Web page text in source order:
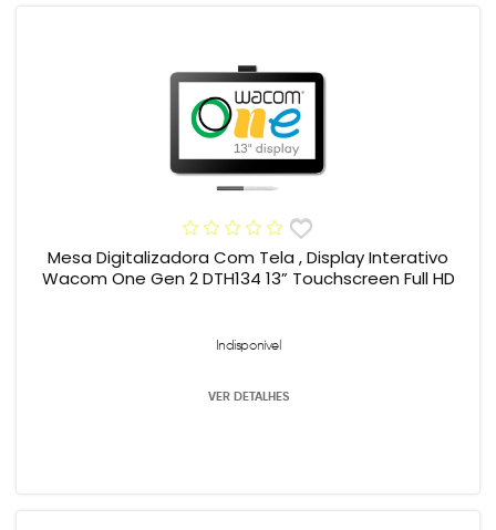
Mesa Digitalizadora Com Tela , Display Interativo
Wacom One Gen 2 DTH134 13” Touchscreen Full HD
Indisponível
VER DETALHES